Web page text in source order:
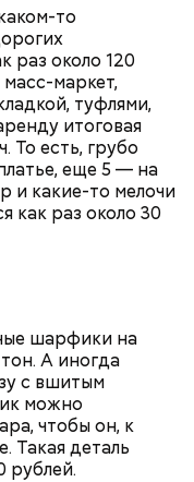
то
раз около 120
маркет,
туфлями,
итоговая
То есть, грубо
еще 5 — на
и какие-то мелочи
как раз около 30
шарфики на
А иногда
с вшитым
можно
чтобы он, к
Такая деталь
рублей.
будет
аромат, а
воздушным.
место в
эта традиция
яиц — в